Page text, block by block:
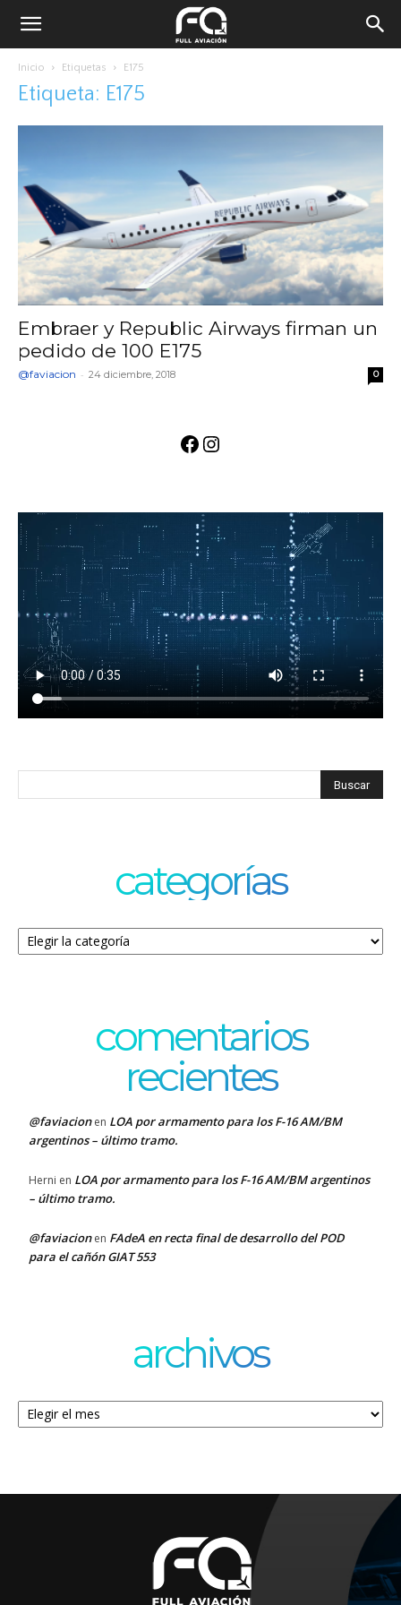
Inicio Etiquetas E175
Etiqueta: E175
Embraer y Republic Airways firman un
pedido de 100 E175
@faviacion - 24 diciembre, 2018 0
Facebook
Instagram
categorías
Categorías
comentarios
recientes
@faviacionen LOA por armamento para los F-16 AM/BM
argentinos – último tramo.
Herni en LOA por armamento para los F-16 AM/BM argentinos
– último tramo.
@faviacionen FAdeA en recta final de desarrollo del POD
para el cañón GIAT 553
archivos
Archivos